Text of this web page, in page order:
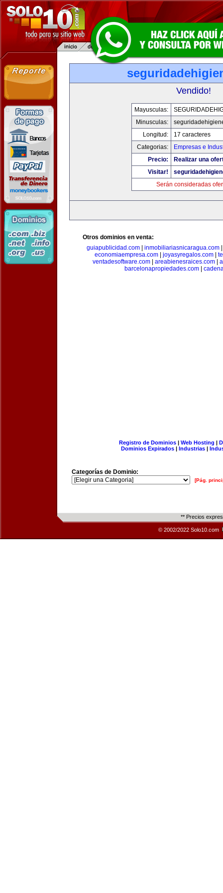
Vendido!
Mayusculas:
Minusculas:
Longitud:
17 caracteres
Categorias:
Empresas e
Precio:
Realizar una
Visitar!
Serán consideradas
Otros dominios en venta:
guiapublicidad.com
inmobiliariasnicaragua.com
economiaempresa.com
joyasyregalos.com
ventadesoftware.com| areabienesraices.com|
barcelonapropiedades.com
Registro de Dominios| Web Hosting |
Dominios Expirados | Industrias |
Categorías de Dominio:
[Pág.
** Precios
© 2002/2022 Solo10.com